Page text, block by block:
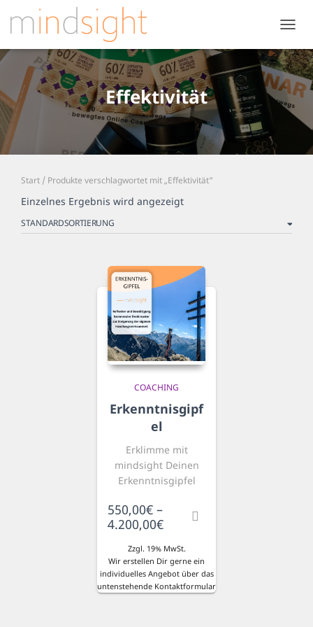
Effektivität
Start / Produkte verschlagwortet mit „Effektivität“
Einzelnes Ergebnis wird angezeigt
COACHING
Erkenntnisgipf
el
Erklimme mit
mindsight Deinen
Erkenntnisgipfel
550,00€ –
4.200,00€Preisspanne:
bis
4.200,00€
Zzgl. 19% MwSt.
Wir erstellen Dir gerne ein
individuelles Angebot über das
untenstehende Kontaktformular